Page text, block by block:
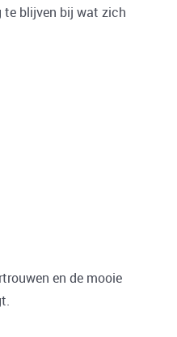
te blijven bij wat zich
en de mooie